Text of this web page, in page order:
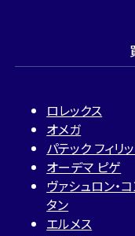
ロレックス
オメガ
パテック フィリ
オーデマ ピゲ
ヴァシュロン・
タン
エルメス